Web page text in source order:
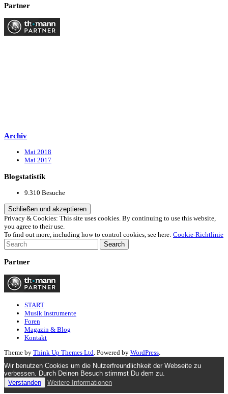
Partner
Archiv
Mai 2018
Mai 2017
Blogstatistik
9.310 Besuche
Privacy & Cookies: This site uses cookies. By continuing to use this website,
you agree to their use.
To find out more, including how to control cookies, see here: Cookie-Richtlinie
Partner
START
Musik Instrumente
Foren
Magazin & Blog
Kontakt
Theme by Think Up Themes Ltd . Powered by WordPress
Wir benutzen Cookies um die Nutzerfreundlichkeit der Webseite zu
verbessen. Durch Deinen Besuch stimmst Du dem zu.
Verstanden
Weitere Informationen